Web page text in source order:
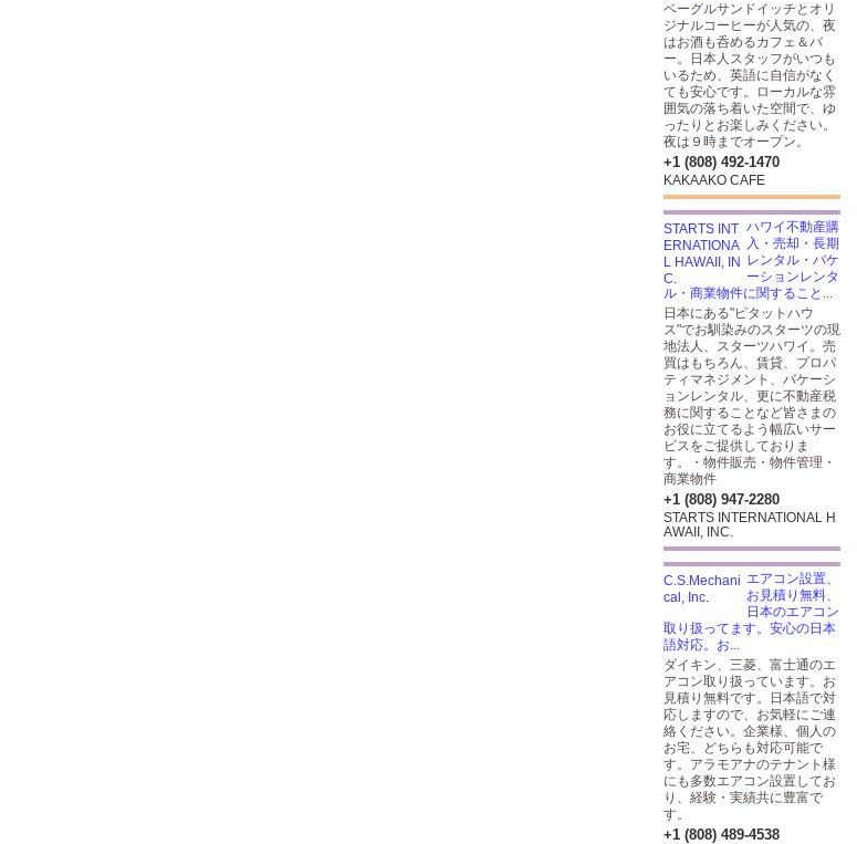
ベーグルサンドイッチとオリ
ジナルコーヒーが人気の、夜
はお酒も呑めるカフェ＆バ
ー。日本人スタッフがいつも
いるため、英語に自信がなく
ても安心です。ローカルな雰
囲気の落ち着いた空間で、ゆ
ったりとお楽しみください。
夜は９時までオープン。
+1 (808) 492-1470
KAKAAKO CAFE
ハワイ不動産購
入・売却・長期
レンタル・バケ
ーションレンタ
ル・商業物件に関すること...
日本にある"ピタットハウ
ス"でお馴染みのスターツの現
地法人、スターツハワイ。売
買はもちろん、賃貸、プロパ
ティマネジメント、バケーシ
ョンレンタル、更に不動産税
務に関することなど皆さまの
お役に立てるよう幅広いサー
ビスをご提供しておりま
す。・物件販売・物件管理・
商業物件
+1 (808) 947-2280
STARTS INTERNATIONAL H
AWAII, INC.
エアコン設置、
お見積り無料、
日本のエアコン
取り扱ってます。安心の日本
語対応。お...
ダイキン、三菱、富士通のエ
アコン取り扱っています。お
見積り無料です。日本語で対
応しますので、お気軽にご連
絡ください。企業様、個人の
お宅、どちらも対応可能で
す。アラモアナのテナント様
にも多数エアコン設置してお
り、経験・実績共に豊富で
す。
+1 (808) 489-4538